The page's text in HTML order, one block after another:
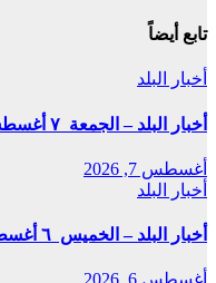
تابع أيضاً
أخبار البلد
أخبار البلد – الجمعة ٧ أغسطس ٢٠٢٦م
أغسطس 7, 2026
أخبار البلد
أخبار البلد – الخميس ٦ أغسطس ٢٠٢٦م